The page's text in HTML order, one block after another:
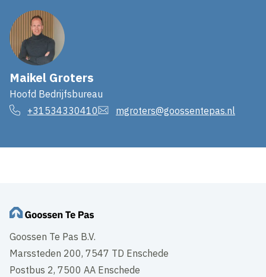
Maikel Groters
Hoofd Bedrijfsbureau
+31534330410
mgroters@goossentepas.nl
Goossen Te Pas B.V.
Marssteden 200, 7547 TD Enschede
Postbus 2, 7500 AA Enschede